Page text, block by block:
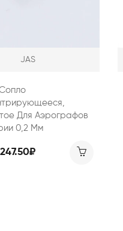
JAS
Сопло
Для Аэрографов
0,2 Мм
247.50₽